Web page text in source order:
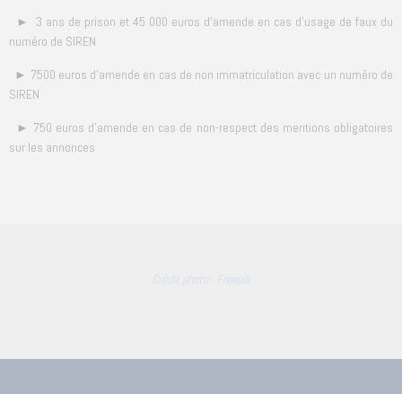
► 3 ans de prison et 45 000 euros d'amende en cas d'usage de faux du
numéro de SIREN
► 7500 euros d'amende en cas de non immatriculation avec un numéro de
SIREN
► 750 euros d'amende en cas de non-respect des mentions obligatoires
sur les annonces
Crédit photo : Freepik